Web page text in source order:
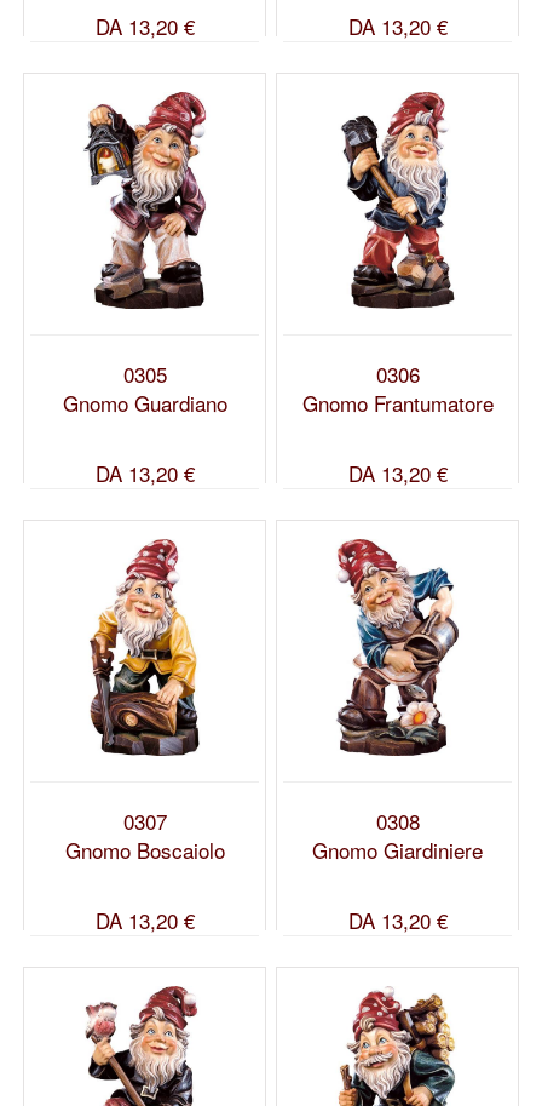
DA13,20 € DA13,20 €
0305
Gnomo Guardiano
DA13,20 €
0306
Gnomo Frantumatore
DA13,20 €
0307
Gnomo Boscaiolo
DA13,20 €
0308
Gnomo Giardiniere
DA13,20 €